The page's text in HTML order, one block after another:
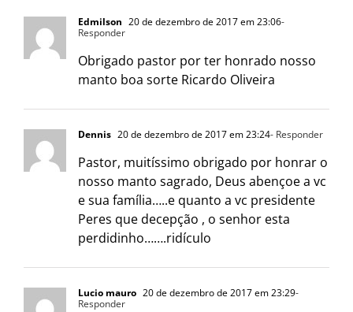
Edmilson 20 de dezembro de 2017 em 23:06-
Responder
Obrigado pastor por ter honrado nosso
manto boa sorte Ricardo Oliveira
Dennis 20 de dezembro de 2017 em 23:24- Responder
Pastor, muitíssimo obrigado por honrar o
nosso manto sagrado, Deus abençoe a vc
e sua família…..e quanto a vc presidente
Peres que decepção , o senhor esta
perdidinho…….ridículo
Lucio mauro 20 de dezembro de 2017 em 23:29-
Responder